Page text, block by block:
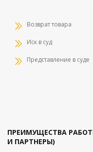
Возврат товара
Иск в суд
Представление в суде
ПРЕИМУЩЕСТВА
И ПАРТНЕРЫ)